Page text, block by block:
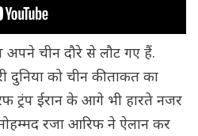
अपने चीन दौरे से लौट गए हैं.
दुनिया को चीन की ताकत का
ट्रंप ईरान के आगे भी हारते नजर
मोहम्मद रजा आरिफ ने ऐलान कर